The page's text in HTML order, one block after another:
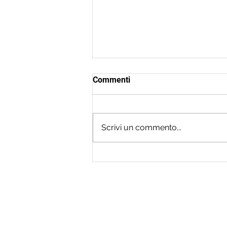
Commenti
Scrivi un commento...